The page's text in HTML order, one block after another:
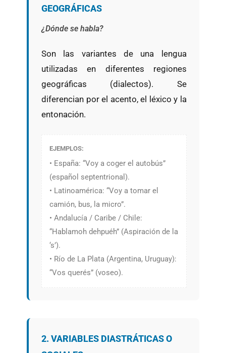
GEOGRÁFICAS
¿Dónde se habla?
Son las variantes de una lengua
utilizadas en diferentes regiones
geográficas (dialectos). Se
diferencian por el acento, el léxico y la
entonación.
EJEMPLOS:
• España: “Voy a coger el autobús”
(español septentrional).
• Latinoamérica: “Voy a tomar el
camión, bus, la micro”.
• Andalucía / Caribe / Chile:
“Hablamoh dehpuéh” (Aspiración de la
‘s’).
• Río de La Plata (Argentina, Uruguay):
“Vos querés” (voseo).
2. VARIABLES DIASTRÁTICAS O